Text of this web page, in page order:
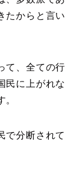
たからと言い
て、全ての行
民に上がれな
で分断されて